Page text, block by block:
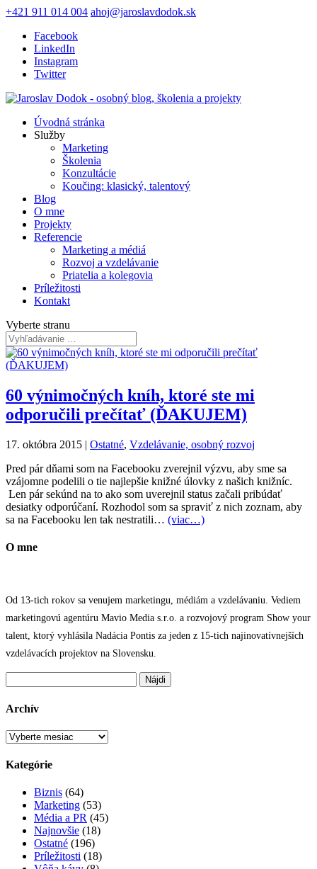
+421 911 014 004 ahoj@jaroslavdodok.sk
Facebook
LinkedIn
Instagram
Twitter
Úvodná stránka
Služby
Marketing
Školenia
Konzultácie
Koučing: klasický, talentový
Blog
O mne
Projekty
Referencie
Marketing a médiá
Rozvoj a vzdelávanie
Priatelia a kolegovia
Príležitosti
Kontakt
Vyberte stranu
60 výnimočných kníh, ktoré ste mi
odporučili prečítať (ĎAKUJEM)
17. októbra 2015 | Ostatné, Vzdelávanie, osobný rozvoj
Pred pár dňami som na Facebooku zverejnil výzvu, aby sme sa
vzájomne podelili o tie najlepšie knižné úlovky z našich knižníc.
Len pár sekúnd na to ako som uverejnil status začali pribúdať
desiatky odporúčaní. Rozhodol som sa spraviť z nich zoznam, aby
sa na Facebooku len tak nestratili… (viac…)
O mne
Od 13-tich rokov sa venujem marketingu, médiám a vzdelávaniu. Vediem
marketingovú agentúru Mavio Media s.r.o. a rozvojový program Show your
talent, ktorý vyhlásila Nadácia Pontis za jeden z 15-tich najinovatívnejších
vzdelávacích projektov na Slovensku.
Archív
Archív
Kategórie
Biznis (64)
Marketing (53)
Média a PR (45)
Najnovšie (18)
Ostatné (196)
Príležitosti (18)